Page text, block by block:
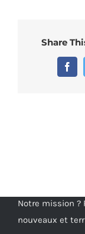
Share
Notre mission ?
nouveaux et